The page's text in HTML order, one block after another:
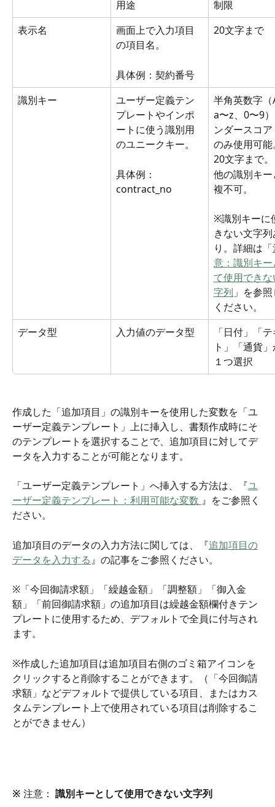
用途
制限
表示名
画面上で入力項目
の項目名。
具体例：契約番号
20文字まで
識別キー
ユーザー定義テン
プレートやインポ
ートに使う識別用
のユニークキー。
具体例：
contract_no
半角英数字（
a〜z、0〜9
ンダースコア
のみ使用可能
20文字まで。
他の識別キ
複不可。
※識別キーに
きない文字
り。詳細は「
意：識別キ
て使用でき
字列 」を参
ください。
データ型
入力値のデータ型
「日付」「
ト」「通貨
１つ選択
作成した「追加項目」の識別キーを使用した変数を「ユ
ーザー定義テンプレート」上に挿入し、書類作成時にそ
のテンプレートを選択することで、追加項目に対してデ
ータを入力することが可能となります。
「ユーザー定義テンプレート」へ挿入する方法は、『ユ
ーザー定義テンプレート：利用可能な変数 』をご参照く
ださい。
追加項目のデータの入力方法に関しては、『追加項目の
データを入力する』の記事をご参照ください。
※「今回御請求額」「繰越金額」「調整額」「御入金
額」「前回御請求額」の追加項目は繰越金額欄付きテン
プレートに使用するため、デフォルトで全員に付与され
ます。
※作成した追加項目は追加項目右側のゴミ箱アイコンを
クリックすると削除することができます。（「今回御請
求額」などデフォルトで提供している項目、またはカス
タムテンプレート上で使用されている項目は削除するこ
とができません）
※ 注意： 識別キーとして使用できない文字列